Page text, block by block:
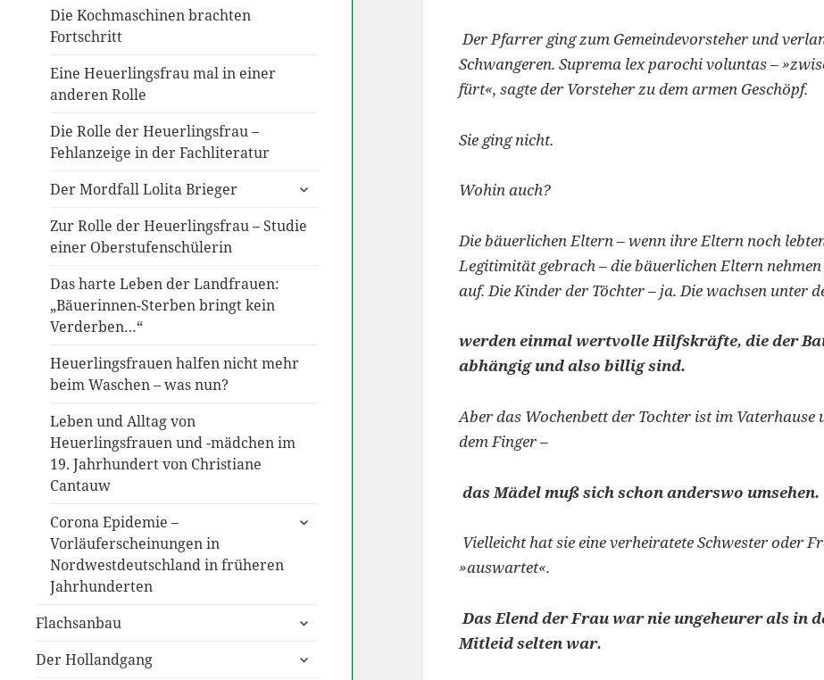
Die Kochmaschinen brachten
Fortschritt
Eine Heuerlingsfrau mal in einer
anderen Rolle
Die Rolle der Heuerlingsfrau –
Fehlanzeige in der Fachliteratur
Der Mordfall Lolita Brieger
untermenü
Zur Rolle der Heuerlingsfrau – Studie
einer Oberstufenschülerin
Das harte Leben der Landfrauen:
„Bäuerinnen-Sterben bringt kein
Verderben…“
Heuerlingsfrauen halfen nicht mehr
beim Waschen – was nun?
Leben und Alltag von
Heuerlingsfrauen und -mädchen im
19. Jahrhundert von Christiane
Cantauw
Corona Epidemie –
Vorläuferscheinungen in
Nordwestdeutschland in früheren
Jahrhunderten
untermenü
Flachsanbau
untermenü
Der Hollandgang
untermenü
Der Pfarrer ging zum Gemeindevorsteher und
Schwangeren. Suprema lex parochi voluntas –
fürt«, sagte der Vorsteher zu dem armen Geschöpf.
Sie ging nicht.
Wohin auch?
Die bäuerlichen Eltern – wenn ihre Eltern noch
Legitimität gebrach – die bäuerlichen Eltern
auf. Die Kinder der Töchter – ja. Die wachsen unter
werden einmal wertvolle Hilfskräfte, die der
abhängig und also billig sind.
Aber das Wochenbett der Tochter ist im
dem Finger –
das Mädel muß sich schon anderswo umsehen.
Vielleicht hat sie eine verheiratete Schwester oder
»auswartet«.
Das Elend der Frau war nie ungeheurer als in
Mitleid selten war.